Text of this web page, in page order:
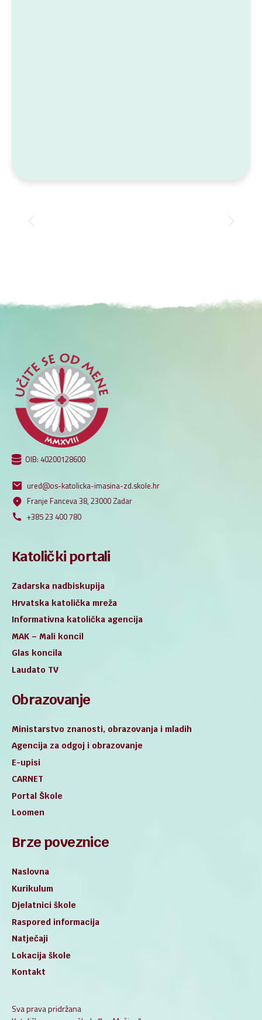
OIB: 40200128600
ured@os-katolicka-imasina-zd.skole.hr
Franje Fanceva 38, 23000 Zadar
+385 23 400 780
Katolički portali
Zadarska nadbiskupija
Hrvatska katolička mreža
Informativna katolička agencija
MAK – Mali koncil
Glas koncila
Laudato TV
Obrazovanje
Ministarstvo znanosti, obrazovanja i mladih
Agencija za odgoj i obrazovanje
E-upisi
CARNET
Portal Škole
Loomen
Brze poveznice
Naslovna
Kurikulum
Djelatnici škole
Raspored informacija
Natječaji
Lokacija škole
Kontakt
Sva prava pridržana